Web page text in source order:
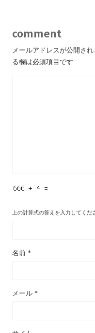
comment
メールアドレスが公開され
る欄は必須項目です
上の計算式の答えを入力してくだ
名前 *
メール *